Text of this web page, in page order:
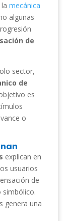
mecánica
algunas
de
sector,
de
es
o
explican en
usuarios
de
simbólico.
genera una